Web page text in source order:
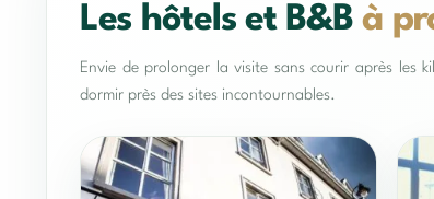
Les hôtels et B&Bà
Envie de prolonger la visite sans courir après les
dormir près des sites incontournables.